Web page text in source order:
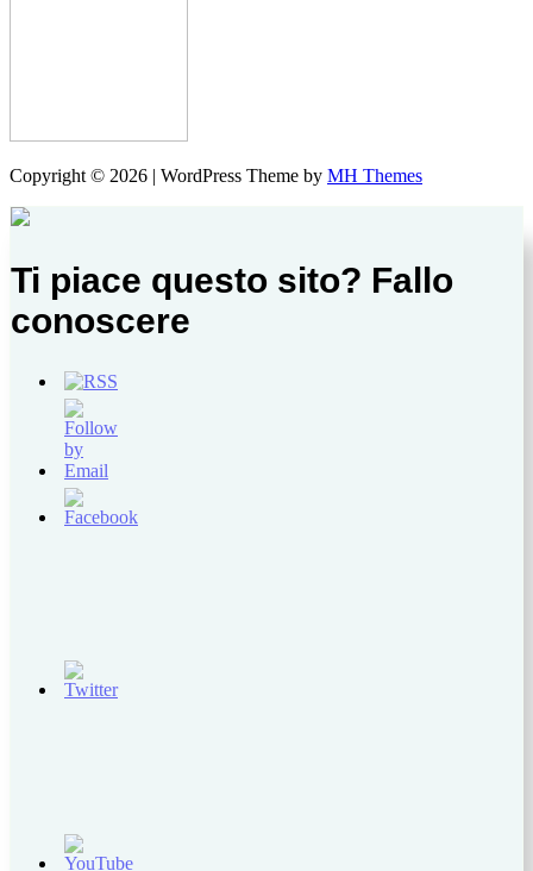
Copyright © 2026 | WordPress Theme by MH Themes
Ti piace questo sito? Fallo
conoscere